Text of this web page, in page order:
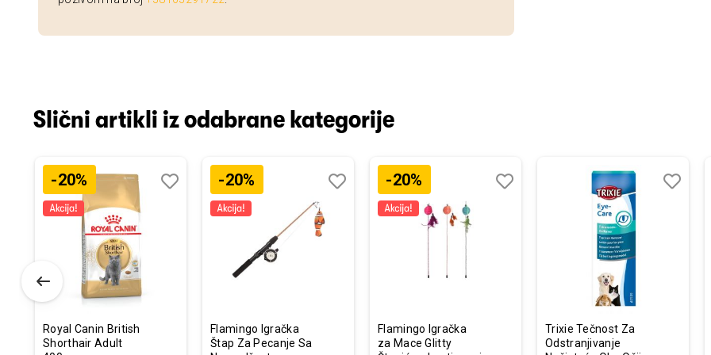
Slični artikli iz odabrane kategorije
-20%
Royal Canin British
Shorthair Adult
-20%
Flamingo Igračka
Štap Za Pecanje Sa
-20%
Flamingo Igračka
za Mace Glitty
Trixie Tečnost Za
Odstranjivanje